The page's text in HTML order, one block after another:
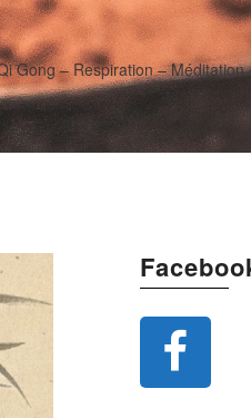
Gong – Respiration –